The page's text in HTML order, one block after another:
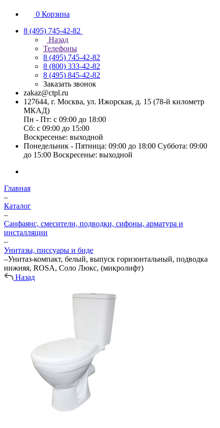
0 Корзина
8 (495) 745-42-82
Назад
Телефоны
8 (495) 745-42-82
8 (800) 333-42-82
8 (495) 845-42-82
Заказать звонок
zakaz@ctpl.ru
127644, г. Москва, ул. Ижорская, д. 15 (78-й километр
МКАД)
Пн - Пт: с 09:00 до 18:00
Сб: с 09:00 до 15:00
Воскресенье: выходной
Понедельник - Пятница: 09:00 до 18:00 Суббота: 09:00
до 15:00 Воскресенье: выходной
Главная
–
Каталог
–
Санфаянс, смесители, подводки, сифоны, арматура и
инсталляции
–
Унитазы, писсуары и биде
–Унитаз-компакт, белый, выпуск горизонтальный, подводка
нижняя, ROSA, Соло Люкс, (микролифт)
Назад